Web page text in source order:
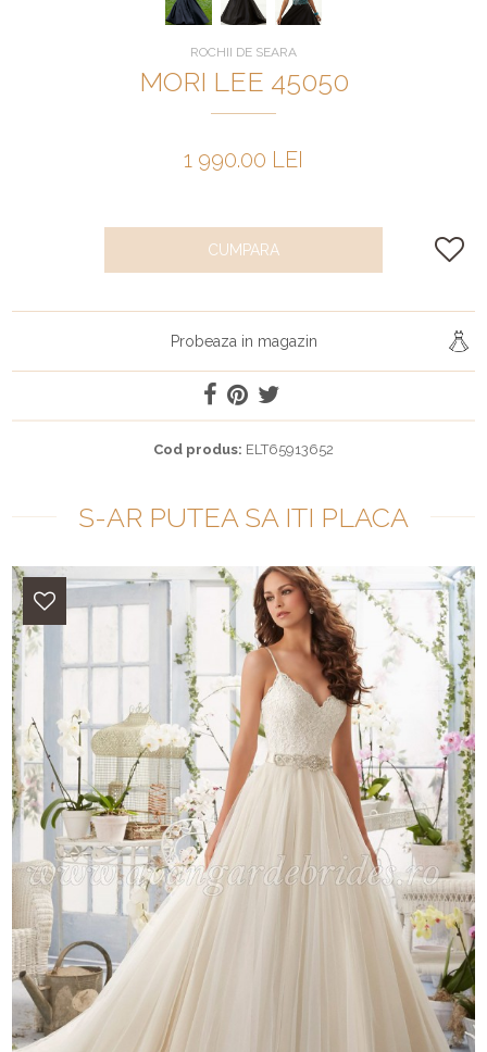
ROCHII DE SEARA
MORI LEE 45050
1 990.00 LEI
CUMPARA
Probeaza in magazin
Cod produs: ELT65913652
S-AR PUTEA SA ITI PLACA